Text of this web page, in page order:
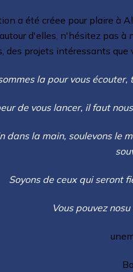
a été créee pour plaire à
d'elles, n'hésitez pas
des projets intéressants que
la pour vous
de vous lancer, il faut
dans la main, soulevons le
Soyons de ceux qui seront
Vous pouvez